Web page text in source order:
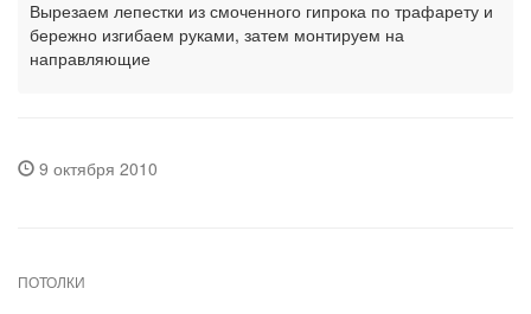
Вырезаем лепестки из смоченного гипрока по трафарету и
бережно изгибаем руками, затем монтируем на
направляющие
9 октября 2010
ПОТОЛКИ